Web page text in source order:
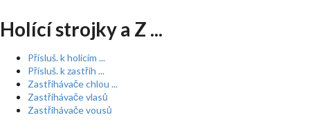
Holící strojky a Z ...
Přísluš. k holícím ...
Přísluš. k zastřih ...
Zastřihávače chlou ...
Zastřihávače vlasů
Zastřihávače vousů